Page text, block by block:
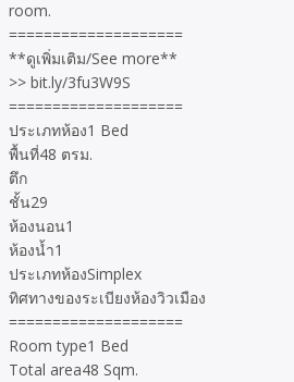
room.
====================
**ดูเพิ่มเติม/See more**
>> bit.ly/3fu3W9S
====================
ประเภทห้อง1 Bed
พื้นที่48 ตรม.
ตึก
ชั้น29
ห้องนอน1
ห้องน้ำ1
ประเภทห้องSimplex
ทิศทางของระเบียงห้องวิวเมือง
====================
Room type1 Bed
Total area48 Sqm.